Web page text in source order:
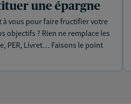
une épargne
vous pour faire fructifier votre
objectifs ? Rien ne remplace les
PER, Livret… Faisons le point